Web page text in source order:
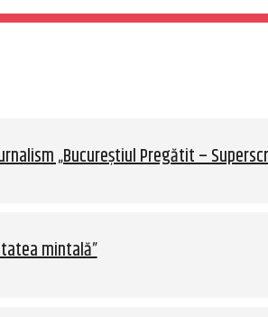
„Bucureștiul Pregătit –
mintală”